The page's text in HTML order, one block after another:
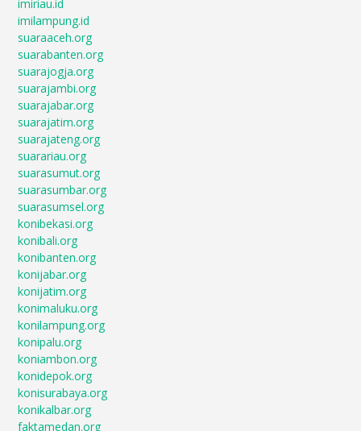
imiriau.id
imilampung.id
suaraaceh.org
suarabanten.org
suarajogja.org
suarajambi.org
suarajabar.org
suarajatim.org
suarajateng.org
suarariau.org
suarasumut.org
suarasumbar.org
suarasumsel.org
konibekasi.org
konibali.org
konibanten.org
konijabar.org
konijatim.org
konimaluku.org
konilampung.org
konipalu.org
koniambon.org
konidepok.org
konisurabaya.org
konikalbar.org
faktamedan.org